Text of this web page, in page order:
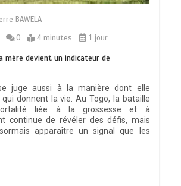
BAWELA
0 4 minutes 1 jour
mère devient un indicateur de
juge aussi à la manière dont elle
donnent la vie. Au Togo, la bataille
liée à la grossesse et à
continue de révéler des défis, mais
apparaître un signal que les